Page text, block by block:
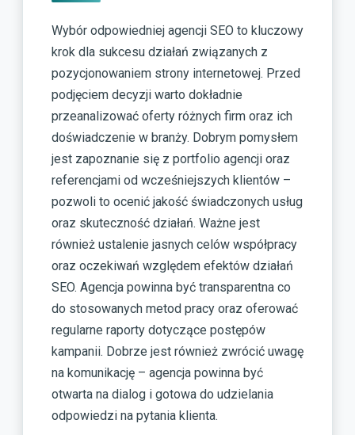
Wybór odpowiedniej agencji SEO to kluczowy
krok dla sukcesu działań związanych z
pozycjonowaniem strony internetowej. Przed
podjęciem decyzji warto dokładnie
przeanalizować oferty różnych firm oraz ich
doświadczenie w branży. Dobrym pomysłem
jest zapoznanie się z portfolio agencji oraz
referencjami od wcześniejszych klientów –
pozwoli to ocenić jakość świadczonych usług
oraz skuteczność działań. Ważne jest
również ustalenie jasnych celów współpracy
oraz oczekiwań względem efektów działań
SEO. Agencja powinna być transparentna co
do stosowanych metod pracy oraz oferować
regularne raporty dotyczące postępów
kampanii. Dobrze jest również zwrócić uwagę
na komunikację – agencja powinna być
otwarta na dialog i gotowa do udzielania
odpowiedzi na pytania klienta.